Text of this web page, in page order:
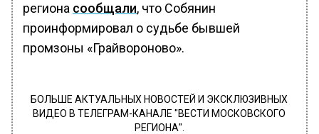
региона сообщали, что Собянин
проинформировал о судьбе бывшей
промзоны «Грайвороново».
БОЛЬШЕ АКТУАЛЬНЫХ НОВОСТЕЙ И ЭКСКЛЮЗИВНЫХ
ВИДЕО В ТЕЛЕГРАМ-КАНАЛЕ "ВЕСТИ МОСКОВСКОГО
РЕГИОНА".